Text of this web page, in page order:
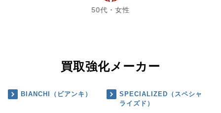
50代・女性
買取強化メーカー
BIANCHI（ビアンキ）
SPECIALIZED（スペシャ
ライズド）